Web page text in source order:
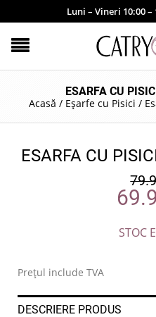
Luni – Vineri 10:00 –
ESARFA CU
Acasă / Eșarfe cu Pisici /
ESARFA CU
STOC
Prețul include TVA
DESCRIERE PRODUS